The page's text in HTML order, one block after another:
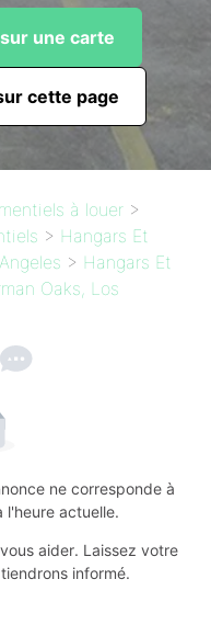
une carte
cette page
à louer >
> Hangars Et
> Hangars Et
Oaks, Los
ne corresponde à
l'heure actuelle.
aider. Laissez votre
informé.